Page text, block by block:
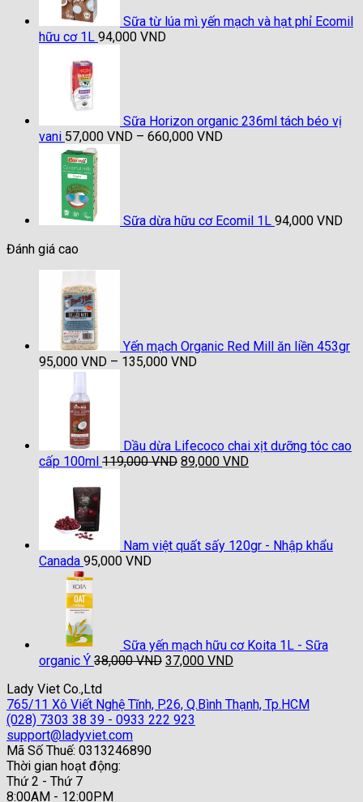
Sữa từ lúa mì yến mạch và hạt phỉ Ecomil
hữu cơ 1L 94,000 VND
Sữa Horizon organic 236ml tách béo vị
vani 57,000 VND – 660,000 VNDKhoảng
660,000 VND
Sữa dừa hữu cơ Ecomil 1L 94,000 VND
Đánh giá cao
Yến mạch Organic Red Mill ăn liền 453gr
95,000 VND – 135,000 VNDKhoảng
135,000 VND
Dầu dừa Lifecoco chai xịt dưỡng tóc cao
cấp 100ml 119,000VND Giá
89,000 VNDGiá
Nam việt quất sấy 120gr - Nhập khẩu
Canada 95,000 VND
Sữa yến mạch hữu cơ Koita 1L - Sữa
organic Ý 38,000VND Giá
38,000 VND.
37,000 VNDGiá
là:
Lady Viet Co.,Ltd
765/11 Xô Viết Nghệ Tĩnh, P.26, Q.Bình Thạnh, Tp.HCM
(028) 7303 38 39 - 0933 222 923
support@ladyviet.com
Mã Số Thuế: 0313246890
Thời gian hoạt động:
Thứ 2 - Thứ 7
8:00AM - 12:00PM